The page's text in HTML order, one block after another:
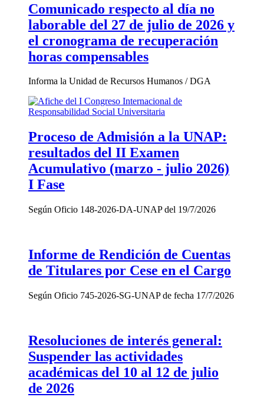
Comunicado respecto al día no
laborable del 27 de julio de 2026 y
el cronograma de recuperación
horas compensables
Informa la Unidad de Recursos Humanos / DGA
Proceso de Admisión a la UNAP:
resultados del II Examen
Acumulativo (marzo - julio 2026)
I Fase
Según Oficio 148-2026-DA-UNAP del 19/7/2026
Informe de Rendición de Cuentas
de Titulares por Cese en el Cargo
Según Oficio 745-2026-SG-UNAP de fecha 17/7/2026
Resoluciones de interés general:
Suspender las actividades
académicas del 10 al 12 de julio
de 2026